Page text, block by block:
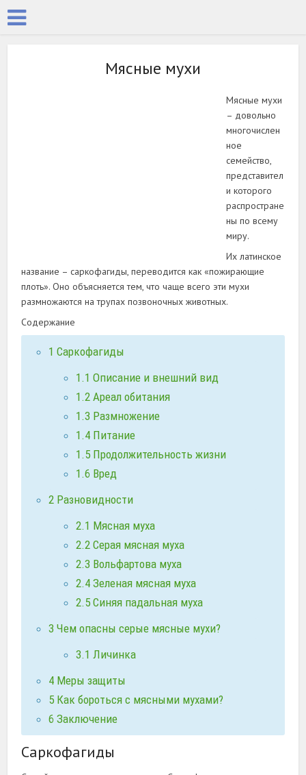
Мясные мухи
Мясные мухи
– довольно
многочислен
ное
семейство,
представител
и которого
распростране
ны по всему
миру.
Их латинское
название – саркофагиды, переводится как «пожирающие
плоть». Оно объясняется тем, что чаще всего эти мухи
размножаются на трупах позвоночных животных.
Содержание
1 Саркофагиды
1.1 Описание и внешний вид
1.2 Ареал обитания
1.3 Размножение
1.4 Питание
1.5 Продолжительность жизни
1.6 Вред
2 Разновидности
2.1 Мясная муха
2.2 Серая мясная муха
2.3 Вольфартова муха
2.4 Зеленая мясная муха
2.5 Синяя падальная муха
3 Чем опасны серые мясные мухи?
3.1 Личинка
4 Меры защиты
5 Как бороться с мясными мухами?
6 Заключение
Саркофагиды